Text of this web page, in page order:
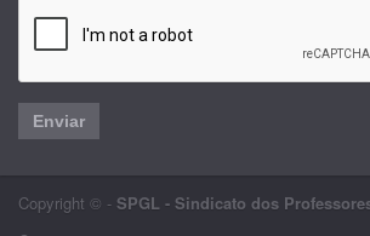
Enviar
Copyright © - SPGL - Sindicato dos